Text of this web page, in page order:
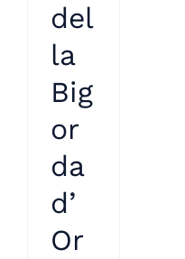
del
la
Big
or
da
d’
Or